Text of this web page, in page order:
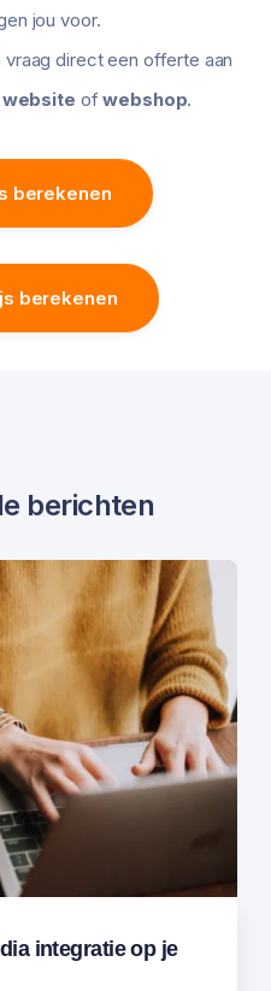
jou voor.
direct een offerte aan
website ofwebshop.
berekenen
berekenen
berichten
integratie op je